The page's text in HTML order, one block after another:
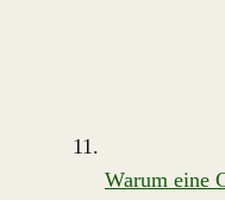
Warum eine